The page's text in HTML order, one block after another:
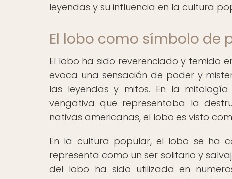
leyendas y su influencia en la cultura
El lobo como símbolo de
El lobo ha sido reverenciado y temido
evoca una sensación de poder y
las leyendas y mitos. En la
vengativa que representaba la
nativas americanas, el lobo es visto
En la cultura popular, el lobo se ha
representa como un ser solitario y
del lobo ha sido utilizada en